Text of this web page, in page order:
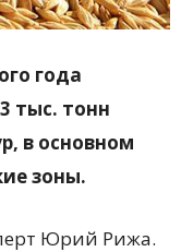
года
тыс. тонн
в основном
зоны.
Юрий Рижа.